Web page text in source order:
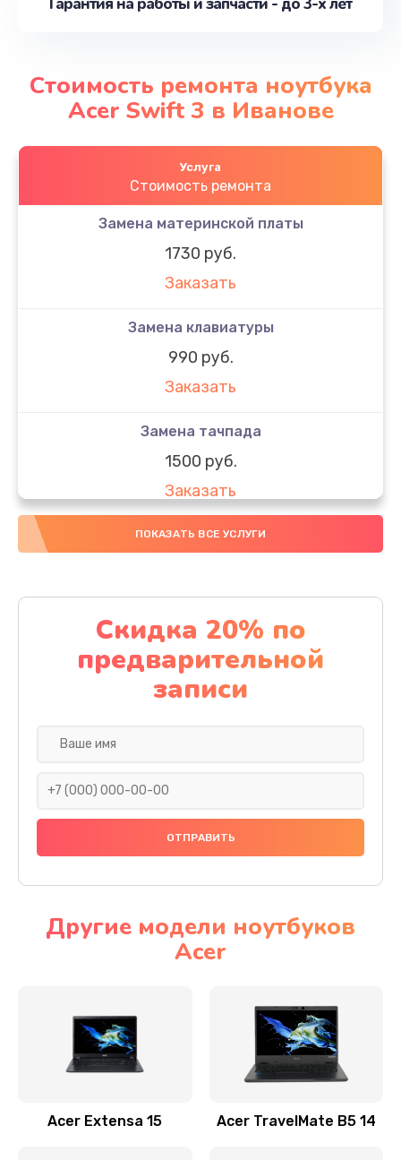
Стоимость ремонта ноутбука
Acer Swift 3 в Иванове
Услуга
Стоимость ремонта
Замена материнской платы
1730 руб.
Заказать
Замена клавиатуры
990 руб.
Заказать
Замена тачпада
1500 руб.
Заказать
Замена южного моста
Заказать
Чистка от пыли
1060 руб.
Заказать
Ремонт подсветки
Настройка BIOS
Замена видеочипа
Заказать
ПОКАЗАТЬ ВСЕ УСЛУГИ
Скидка 20% по
предварительной
записи
Другие модели ноутбуков
Acer
Acer Extensa 15 Acer TravelMate B5 14